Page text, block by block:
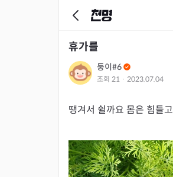
휴가를
둥이#6
조회 21 · 2023.07.04
땡겨서 쉴까요 몸은 힘들